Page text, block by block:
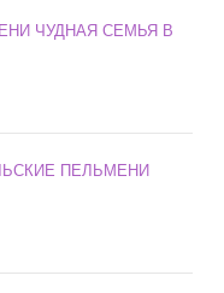
ЧУДНАЯ СЕМЬЯ В
ПЕЛЬМЕНИ